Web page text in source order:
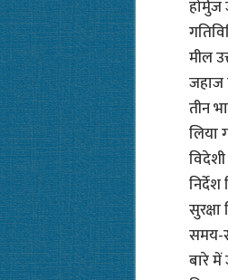
मील
जहाज
तीन
लिया
समय-
बारे